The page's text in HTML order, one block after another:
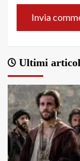
Ultimi